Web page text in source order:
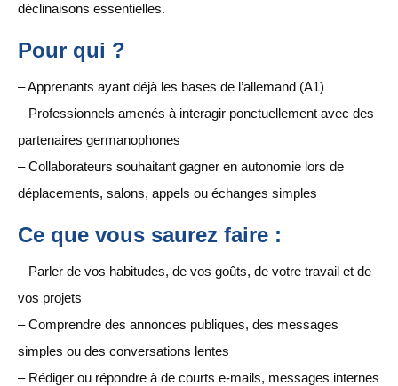
déclinaisons essentielles.
Pour qui ?
– Apprenants ayant déjà les bases de l’allemand (A1)
– Professionnels amenés à interagir ponctuellement avec des
partenaires germanophones
– Collaborateurs souhaitant gagner en autonomie lors de
déplacements, salons, appels ou échanges simples
Ce que vous saurez faire :
– Parler de vos habitudes, de vos goûts, de votre travail et de
vos projets
– Comprendre des annonces publiques, des messages
simples ou des conversations lentes
– Rédiger ou répondre à de courts e-mails, messages internes